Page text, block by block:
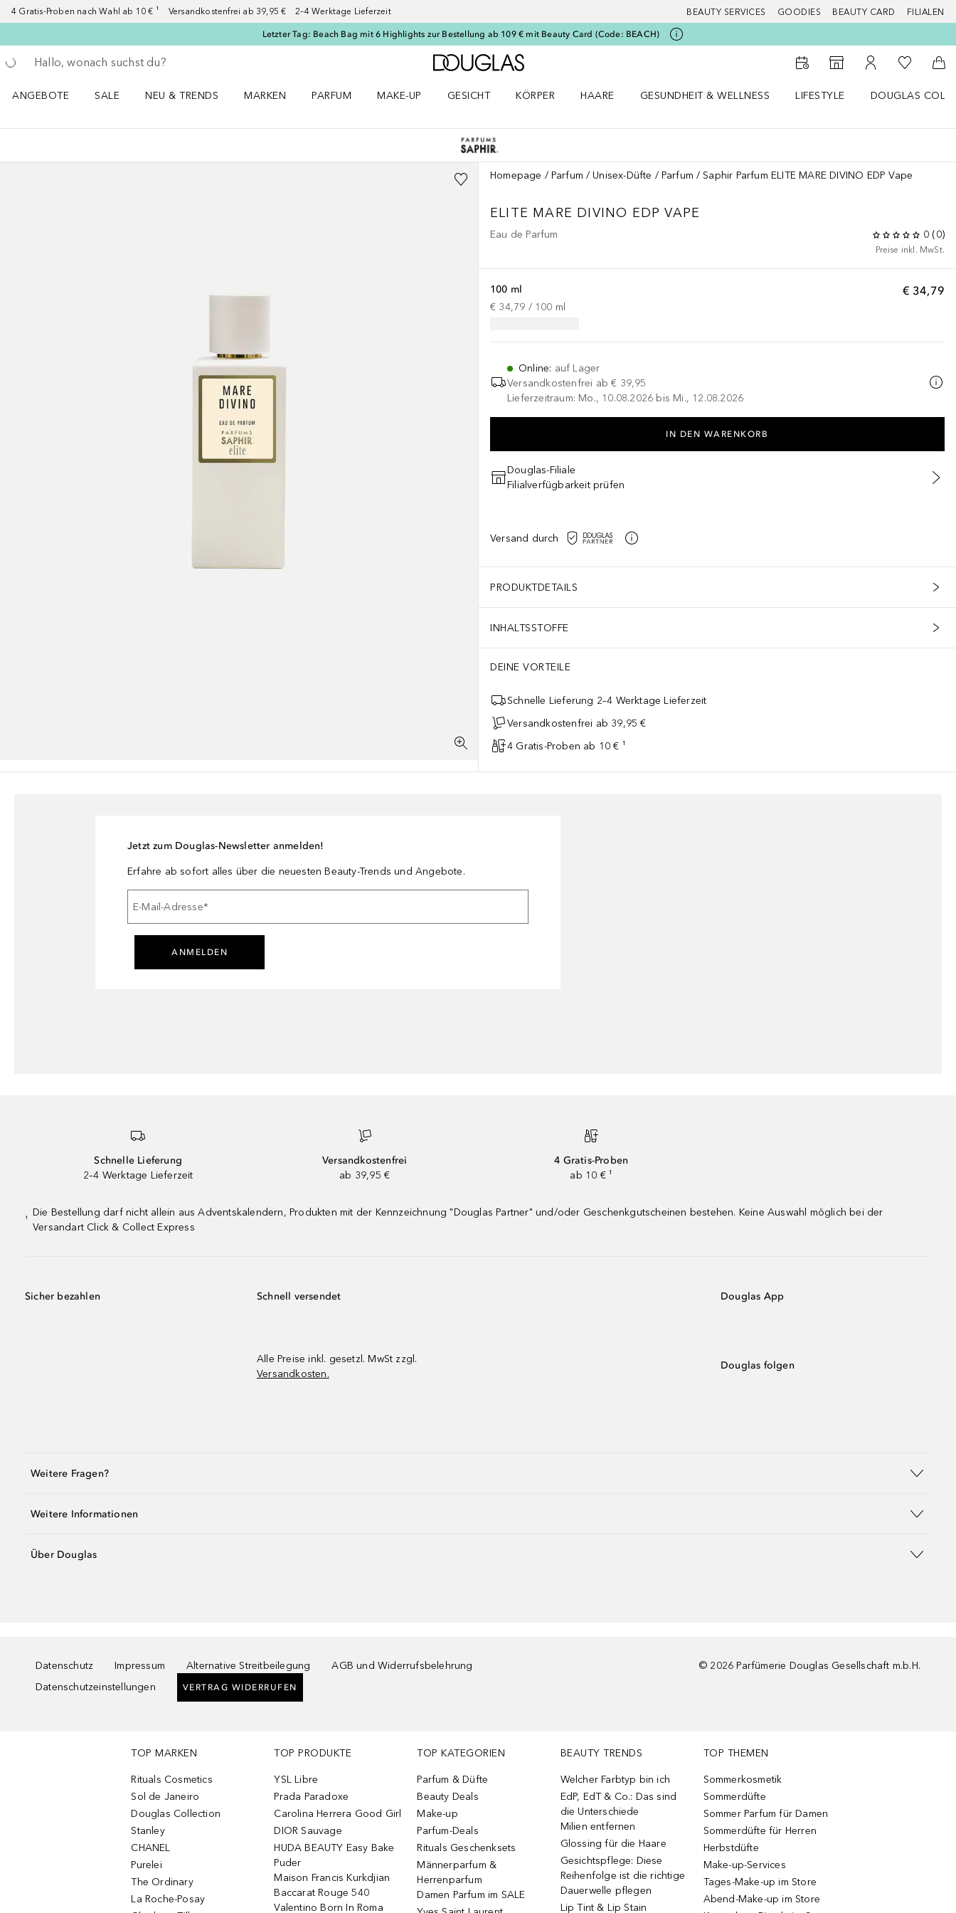
4 Gratis-Proben nach Wahl ab 10 € ¹ Versandkostenfrei ab 39,95 € 2–4 Werktage Lieferzeit BEAUTY SERVICES GOODIES BEAUTY CARD FILIALEN
Letzter Tag: Beach Bag mit 6 Highlights zur Bestellung ab 109 € mit Beauty Card (Code: BEACH)
Gehe zurück
Suche ausführen
Zur Douglas Startseite
Zum Storefinder
Zu Meinem
Zu Meiner
ANGEBOTE
SALE
NEU & TRENDS
MARKEN
PARFUM
MAKE-UP
GESICHT
KÖRPER
HAARE
GESUNDHEIT & WELLNESS
LIFESTYLE
DOUGLAS
Homepage Parfum Unisex-Düfte Parfum Saphir Parfum ELITE MARE DIVINO EDP Vape
ELITE MARE DIVINO EDP VAPE
Eau de Parfum 0 (0)
Preise inkl. MwSt.
€ 34,79
100 ml
€ 34,79 / 100 ml
Online: auf Lager
Versandkostenfrei ab € 39,95
Lieferzeitraum: Mo., 10.08.2026 bis Mi., 12.08.2026
IN DEN WARENKORB
Douglas-Filiale
Filialverfügbarkeit prüfen
Versand durch
PRODUKTDETAILS
INHALTSSTOFFE
DEINE VORTEILE
Schnelle Lieferung 2–4 Werktage Lieferzeit
Versandkostenfrei ab 39,95 €
4 Gratis-Proben ab 10 € ¹
Jetzt zum Douglas-Newsletter anmelden!
Erfahre ab sofort alles über die neuesten Beauty-Trends und Angebote.
E-Mail-Adresse*
ANMELDEN
Schnelle Lieferung
2–4 Werktage Lieferzeit
Versandkostenfrei
ab 39,95 €
4 Gratis-Proben
ab 10 € ¹
¹
Die Bestellung darf nicht allein aus Adventskalendern, Produkten mit der Kennzeichnung "Douglas Partner" und/oder Geschenkgutscheinen bestehen. Keine Auswahl möglich bei der
Versandart Click & Collect Express
Sicher bezahlen Schnell versendet
Alle Preise inkl. gesetzl. MwSt zzgl.
Versandkosten.
Douglas App
Douglas folgen
Weitere Fragen?
Weitere Informationen
Über Douglas
Datenschutz Impressum Alternative Streitbeilegung
AGB und Widerrufsbelehrung
Datenschutzeinstellungen
VERTRAG WIDERRUFEN
© 2026 Parfümerie Douglas Gesellschaft m.b.H.
TOP MARKEN
Rituals Cosmetics
Sol de Janeiro
Douglas Collection
Stanley
CHANEL
Purelei
The Ordinary
La Roche-Posay
TOP PRODUKTE
YSL Libre
Prada Paradoxe
Carolina Herrera Good Girl
DIOR Sauvage
HUDA BEAUTY Easy Bake
Puder
Maison Francis Kurkdjian
Baccarat Rouge 540
Valentino Born In Roma
TOP KATEGORIEN
Parfum & Düfte
Beauty Deals
Make-up
Parfum-Deals
Rituals Geschenksets
Männerparfum &
Herrenparfum
Damen Parfum im SALE
BEAUTY TRENDS
Welcher Farbtyp bin ich
EdP, EdT & Co.: Das sind
die Unterschiede
Milien entfernen
Glossing für die Haare
Gesichtspflege: Diese
Reihenfolge ist die richtige
Dauerwelle pflegen
Lip Tint & Lip Stain
TOP THEMEN
Sommerkosmetik
Sommerdüfte
Sommer Parfum für Damen
Sommerdüfte für Herren
Herbstdüfte
Make-up-Services
Tages-Make-up im Store
Abend-Make-up im Store